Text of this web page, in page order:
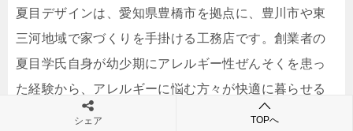
夏目デザインは、愛知県豊橋市を拠点に、豊川市や東
三河地域で家づくりを手掛ける工務店です。創業者の
夏目学氏自身が幼少期にアレルギー性ぜんそくを患っ
た経験から、アレルギーに悩む方々が快適に暮らせる
住まいの提供を目指しています。
シェア TOPへ